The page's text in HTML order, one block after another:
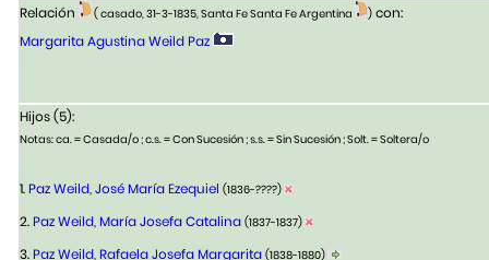
Relación ( casado, 31-3-1835, Santa Fe Santa Fe Argentina ) con:
Margarita Agustina Weild Paz
Hijos (5):
Notas: ca. = Casada/o ; c.s. = Con Sucesión ; s.s. = Sin Sucesión ; Solt. = Soltera/o
1.Paz Weild, José María Ezequiel (1836-????)
2.Paz Weild, María Josefa Catalina (1837-1837)
3.Paz Weild, Rafaela Josefa Margarita (1838-1880)